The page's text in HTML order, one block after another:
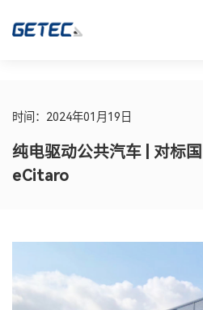
时间：2024年01月19日
纯电驱动公共汽车 | 对标
eCitaro